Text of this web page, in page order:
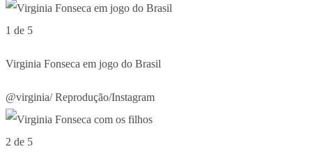
1 de 5
Virginia Fonseca em jogo do Brasil
@virginia/ Reprodução/Instagram
2 de 5